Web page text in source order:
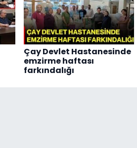
Çay Devlet Hastanesinde
emzirme haftası
farkındalığı